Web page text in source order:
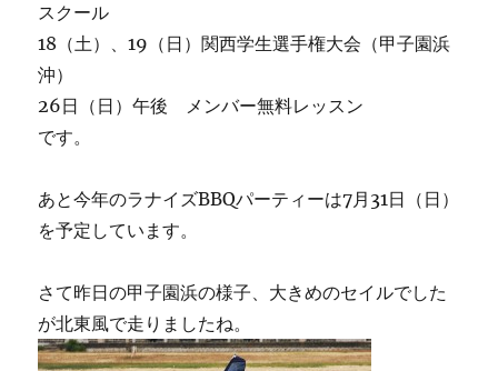
スクール
18（土）、19（日）関西学生選手権大会（甲子園浜
沖）
26日（日）午後 メンバー無料レッスン
です。
あと今年のラナイズBBQパーティーは7月31日（日）
を予定しています。
さて昨日の甲子園浜の様子、大きめのセイルでした
が北東風で走りましたね。